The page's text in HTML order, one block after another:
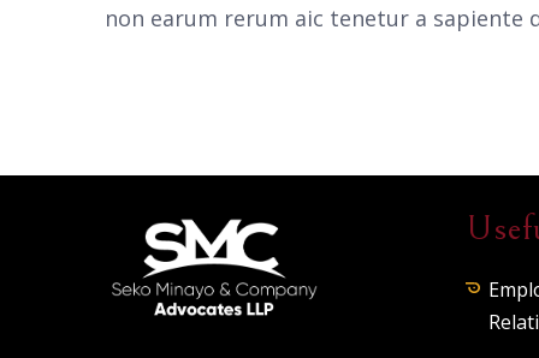
non earum rerum aic tenetur a sapiente